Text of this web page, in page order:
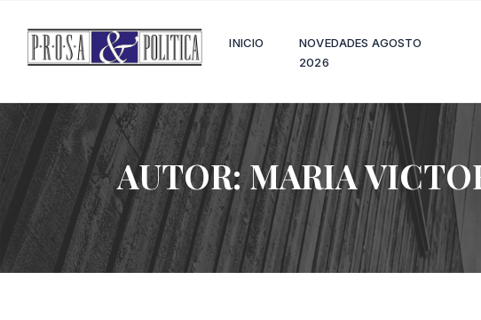
INICIO
NOVEDADES AGOSTO
2026
AUTOR:MARIA